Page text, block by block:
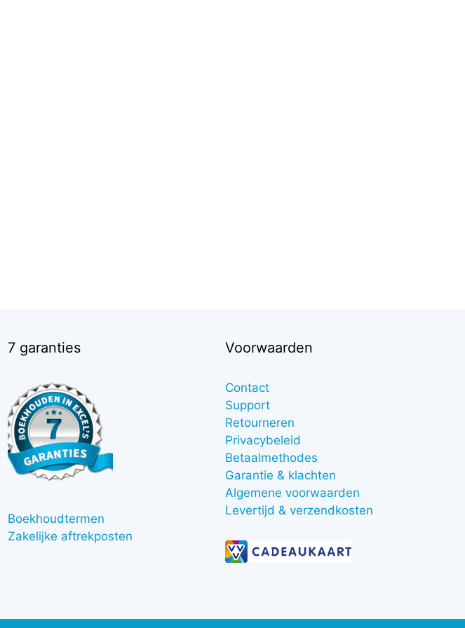
7 garanties
Boekhoudtermen
Zakelijke aftrekposten
Voorwaarden
Contact
Support
Retourneren
Privacybeleid
Betaalmethodes
Garantie & klachten
Algemene voorwaarden
Levertijd & verzendkosten